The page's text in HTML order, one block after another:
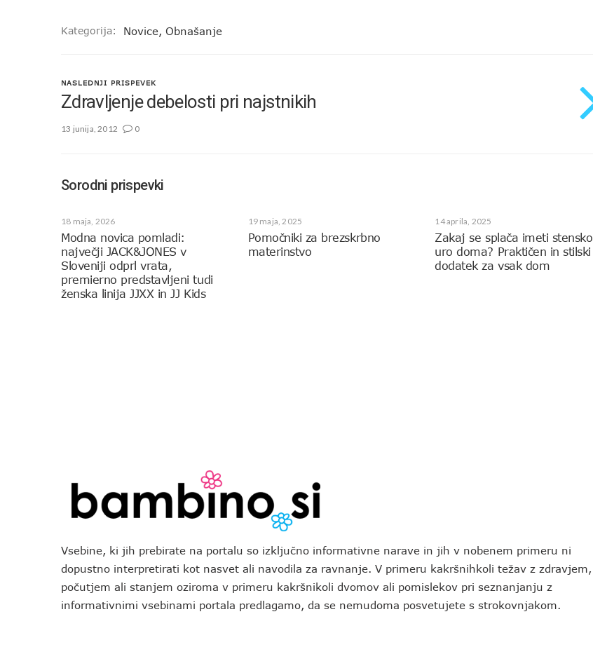
Kategorija: Novice, Obnašanje
NASLEDNJI PRISPEVEK
Zdravljenje debelosti pri najstnikih
13 junija, 2012 0
Sorodni prispevki
18 maja, 2026
Modna novica pomladi:
največji JACK&JONES v
Sloveniji odprl vrata,
premierno predstavljeni tudi
ženska linija JJXX in JJ Kids
19 maja, 2025
Pomočniki za brezskrbno
materinstvo
14 aprila, 2025
Zakaj se splača imeti stensko
uro doma? Praktičen in stilski
dodatek za vsak dom
Vsebine, ki jih prebirate na portalu so izključno informativne narave in jih v nobenem primeru ni
dopustno interpretirati kot nasvet ali navodila za ravnanje. V primeru kakršnihkoli težav z zdravjem,
počutjem ali stanjem oziroma v primeru kakršnikoli dvomov ali pomislekov pri seznanjanju z
informativnimi vsebinami portala predlagamo, da se nemudoma posvetujete s strokovnjakom.